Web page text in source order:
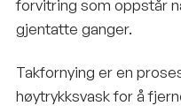
forvitring som oppstår
gjentatte ganger.
Takfornying er en
høytrykksvask for å